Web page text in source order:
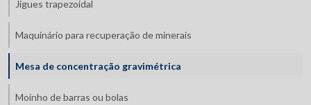
Jigues trapezoidal
Maquinário para recuperação de minerais
Mesa de concentração gravimétrica
Moinho de barras ou bolas